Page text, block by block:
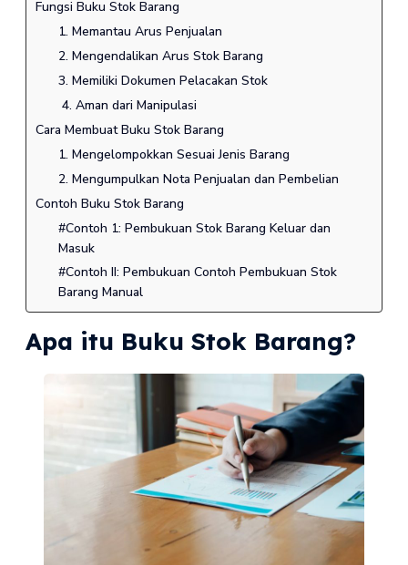
Fungsi Buku Stok Barang
1. Memantau Arus Penjualan
2. Mengendalikan Arus Stok Barang
3. Memiliki Dokumen Pelacakan Stok
4. Aman dari Manipulasi
Cara Membuat Buku Stok Barang
1. Mengelompokkan Sesuai Jenis Barang
2. Mengumpulkan Nota Penjualan dan Pembelian
Contoh Buku Stok Barang
#Contoh 1: Pembukuan Stok Barang Keluar dan
Masuk
#Contoh II: Pembukuan Contoh Pembukuan Stok
Barang Manual
Apa itu Buku Stok Barang?